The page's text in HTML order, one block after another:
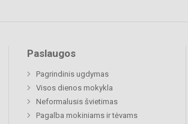
Paslaugos
Pagrindinis ugdymas
Visos dienos mokykla
Neformalusis švietimas
Pagalba mokiniams ir tėvams